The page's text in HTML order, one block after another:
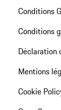
Conditions
Conditions
Déclaration
Mentions
Cookie